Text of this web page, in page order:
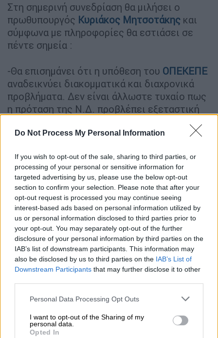
Do Not Process My Personal Information
If you wish to opt-out of the sale, sharing to third parties, or
processing of your personal or sensitive information for
targeted advertising by us, please use the below opt-out
section to confirm your selection. Please note that after your
opt-out request is processed you may continue seeing
interest-based ads based on personal information utilized by
us or personal information disclosed to third parties prior to
your opt-out. You may separately opt-out of the further
disclosure of your personal information by third parties on the
IAB’s list of downstream participants. This information may
also be disclosed by us to third parties on the IAB’s List of
Downstream Participants that may further disclose it to other
Please note that this website/app uses one or more Google
not limited to your visit or usage behaviour. You may click to
grant or deny consent to Google and its third-party tags to
Personal Data Processing Opt Outs
I want to opt-out of the Sharing of my
personal data.
Opted In
Στη σημερινή συνεδρίαση θα μιλήσει ο
πρωθυπουργός Κυριάκος Μητσοτάκης και
σύμφωνα με πληροφορίες θα εστιάσει σε
πέντε σημεία :
-Θα επισημάνει ότι η υπόθεση του ΟΠΕΚΕΠΕ
αναδεικνύει διακομματικά και διαχρονικά
προβλήματα. Δεν είναι άλλωστε τυχαίο πως
η πρόταση της Ν.Δ. προβλέπει εξεταστική
από την ίδρυση του Οργανισμού το 1998 έως
σήμερα, ενώ έχουν αυξηθεί τα πυρά κυρίως
Θα εστιάσει σε μια σειρά πρωτοβουλιών
που έχουν δρομολογηθεί από την κυβέρνηση
(π.χ. υπαγωγή ΟΠΕΚΕΠΕ σε ΑΔΑΕ) και
ιδιαίτερη αναφορά θα κάνει στις κινήσεις
που έχουν γίνει για την επιστροφή
παράνομων επιδοτήσεων. Σε πρόσφατη
συνέντευξή του ο πρωθυπουργός σημείωσε
«έχουν ήδη κινηθεί οι σχετικές διαδικασίες,
έχει επιληφθεί η Οικονομική Αστυνομία.
Όλοι γνωρίζουν πια, να το πω πολύ απλά, ότι
το πάρτυ αυτό τελειώνει και το πάρτυ αυτό
δεν ήταν πάρτυ μόνο των τελευταίων ετών,
ήταν πάρτυ το οποίο πήγαινε πολλά χρόνια
πίσω…»